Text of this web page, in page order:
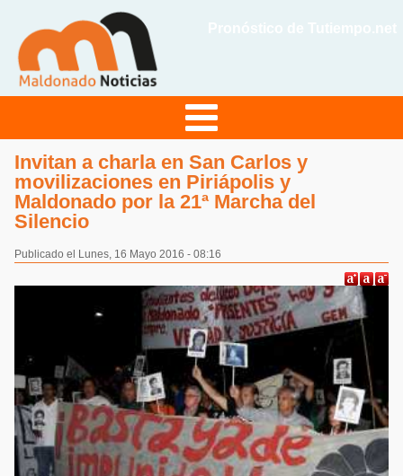
Invitan a charla en San Carlos y
movilizaciones en Piriápolis y
Maldonado por la 21ª Marcha del
Silencio
Publicado el Lunes, 16 Mayo 2016 - 08:16